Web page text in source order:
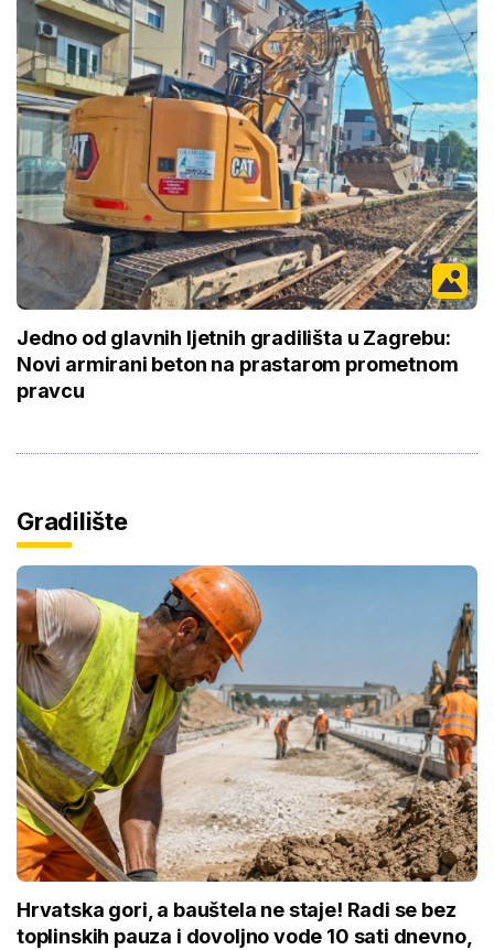
Jedno od glavnih ljetnih gradilišta u Zagrebu:
Novi armirani beton na prastarom prometnom
pravcu
Gradilište
Hrvatska gori, a bauštela ne staje! Radi se bez
toplinskih pauza i dovoljno vode 10 sati dnevno,